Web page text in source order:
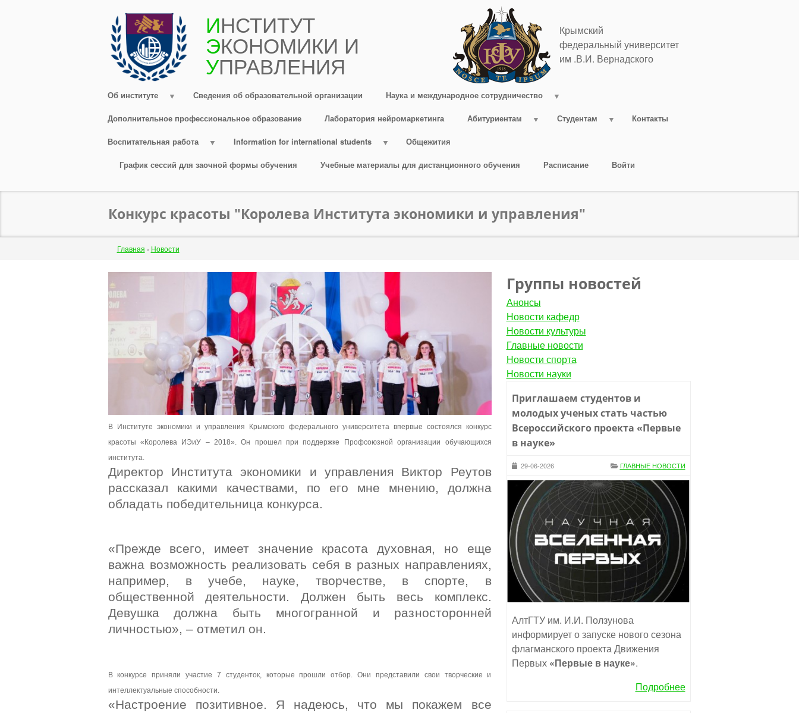
ИНСТИТУТ
ЭКОНОМИКИ И
УПРАВЛЕНИЯ
Крымский
федеральный университет
им .В.И. Вернадского
Об институте Сведения об образовательной организации Наука и международное сотрудничество
Дополнительное профессиональное образование Лаборатория нейромаркетинга Абитуриентам Студентам Контакты
Воспитательная работа Information for international students Общежития
График сессий для заочной формы обучения Учебные материалы для дистанционного обучения Расписание Войти
Конкурс красоты "Королева Института экономики и управления"
Строка
навигации
Главная › Новости
to
top
В Институте экономики и управления Крымского федерального университета впервые состоялся конкурс
красоты «Королева ИЭиУ – 2018». Он прошел при поддержке Профсоюзной организации обучающихся
института.
Директор Института экономики и управления Виктор Реутов
рассказал какими качествами, по его мне мнению, должна
обладать победительница конкурса.
«Прежде всего, имеет значение красота духовная, но еще
важна возможность реализовать себя в разных направлениях,
например, в учебе, науке, творчестве, в спорте, в
общественной деятельности. Должен быть весь комплекс.
Девушка должна быть многогранной и разносторонней
личностью», – отметил он.
В конкурсе приняли участие 7 студенток, которые прошли отбор. Они представили свои творческие и
интеллектуальные способности.
«Настроение позитивное. Я надеюсь, что мы покажем все
Группы новостей
Анонсы
Новости кафедр
Новости культуры
Главные новости
Новости спорта
Новости науки
Приглашаем студентов и
молодых ученых стать частью
Всероссийского проекта «Первые
в науке»
29-06-2026 ГЛАВНЫЕ НОВОСТИ
АлтГТУ им. И.И. Ползунова
информирует о запуске нового сезона
флагманского проекта Движения
Первых «Первые в науке».
Подробнее